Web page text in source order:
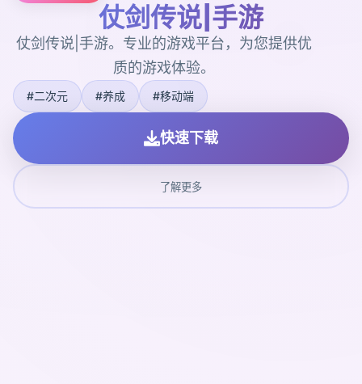
仗剑传说|手游
仗剑传说|手游。专业的游戏平台，为您提供优
质的游戏体验。
#二次元 #养成 #移动端
快速下载
了解更多